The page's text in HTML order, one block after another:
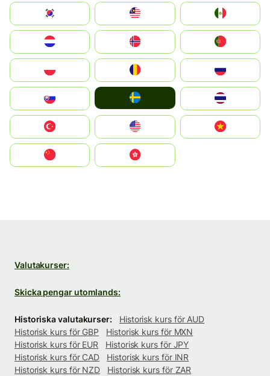
South Korea
United States
中國香港特別行政區
Valutakurser:
Skicka pengar utomlands:
Historiska valutakurser:
Historisk kurs för AUD
Historisk kurs för GBP
Historisk kurs för MXN
Historisk kurs för EUR
Historisk kurs för JPY
Historisk kurs för CAD
Historisk kurs för INR
Historisk kurs för NZD
Historisk kurs för ZAR